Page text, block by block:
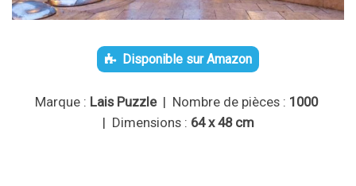
Disponible sur Amazon
Marque : Lais Puzzle| Nombre de pièces : 1000
| Dimensions : 64 x 48 cm